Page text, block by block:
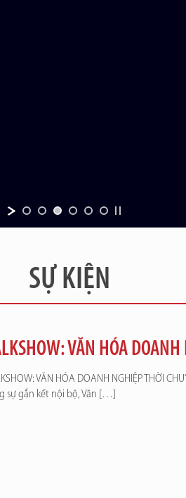
SỰ KIỆN
VĂN HÓA
VĂN HÓA DOANH NGHIỆP THỜI
sự gắn kết nội bộ, Văn […]